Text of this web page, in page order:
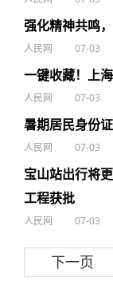
强化精神共鸣
人民网 07-03
一键收藏！上
人民网 07-03
暑期居民身份
人民网 07-03
宝山站出行将
工程获批
人民网 07-03
下一页